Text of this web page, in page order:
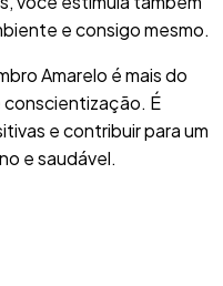
e consigo mesmo.
Amarelo é mais do
conscientização. É
e contribuir para um
e saudável.